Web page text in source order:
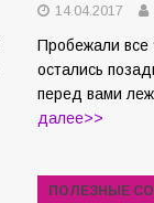
14.04.2017
Пробежали все
остались
перед вами
далее>>
ПОЛЕЗНЫЕ